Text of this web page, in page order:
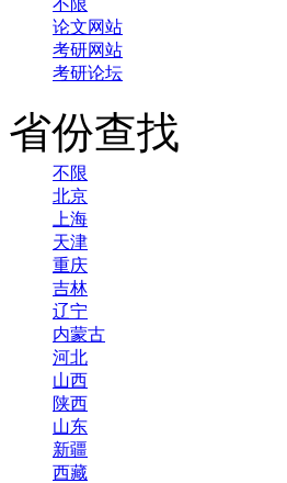
不限
论文网站
考研网站
考研论坛
省份查找
不限
北京
上海
天津
重庆
吉林
辽宁
内蒙古
河北
山西
陕西
山东
新疆
西藏